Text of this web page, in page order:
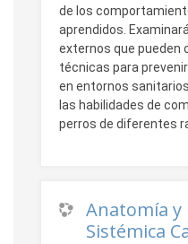
de los
aprendidos.
externos que pueden
técnicas para
en entornos
las habilidades de
perros de diferentes
Anatomía y
Sistémica